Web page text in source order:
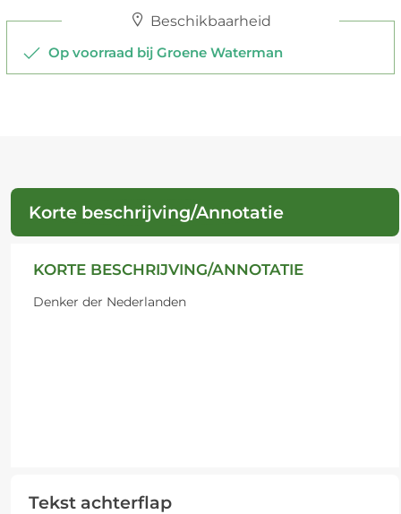
Beschikbaarheid
Op voorraad bij Groene Waterman
Korte beschrijving/Annotatie
KORTE BESCHRIJVING/ANNOTATIE
Denker der Nederlanden
Tekst achterflap